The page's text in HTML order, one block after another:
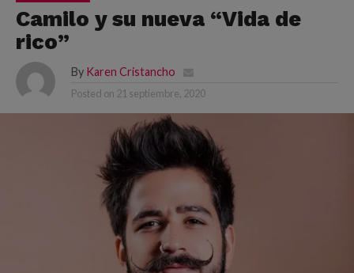
Camilo y su nueva “Vida de
rico”
By Karen Cristancho
Posted on 21 septiembre, 2020